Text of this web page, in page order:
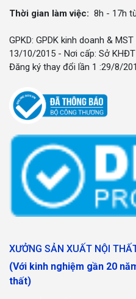
Thời gian làm việc: 8h - 17h
GPKD: GPDK kinh doanh &
13/10/2015 - Nơi cấp: Sở
Đăng ký thay đổi lần 1 :29/8/
XƯỞNG SẢN XUẤT NỘI
(Với kinh nghiệm gần 20
thất)